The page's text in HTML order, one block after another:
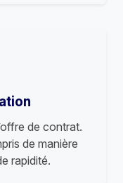
de contrat.
de manière
rapidité.